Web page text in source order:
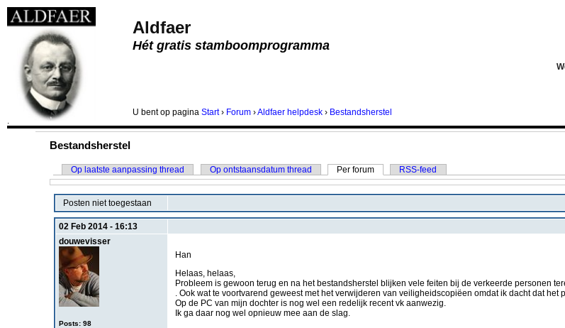
Aldfaer
Hét gratis stamboomprogramma
U bentop pagina Start› Forum ›Aldfaer helpdesk › Bestandsherstel
.
Bestandsherstel
Op laatste aanpassing thread Op ontstaansdatum thread Per forum RSS-feed
Posten niet toegestaan
02 Feb 2014 - 16:13
douwevisser
Posts: 98
Han
Helaas, helaas,
Probleem is gewoon terug en na het bestandsherstel blijken vele feiten bij de verkeerde personen
. Ook wat te voortvarend geweest met het verwijderen van veiligheidscopiëen omdat ik dacht dat het
Op de PC van mijn dochter is nog wel een redelijk recent vk aanwezig.
Ik ga daar nog wel opnieuw mee aan de slag.